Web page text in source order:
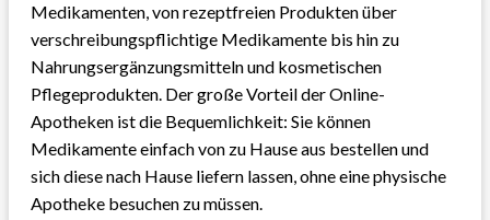
Medikamenten, von rezeptfreien Produkten über
verschreibungspflichtige Medikamente bis hin zu
Nahrungsergänzungsmitteln und kosmetischen
Pflegeprodukten. Der große Vorteil der Online-
Apotheken ist die Bequemlichkeit: Sie können
Medikamente einfach von zu Hause aus bestellen und
sich diese nach Hause liefern lassen, ohne eine physische
Apotheke besuchen zu müssen.